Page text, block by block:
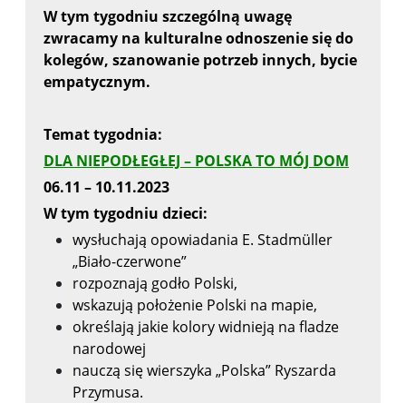
W tym tygodniu szczególną uwagę
zwracamy na kulturalne odnoszenie się do
kolegów, szanowanie potrzeb innych, bycie
empatycznym.
Temat tygodnia:
DLA NIEPODŁEGŁEJ – POLSKA TO MÓJ DOM
06.11 – 10.11.2023
W tym tygodniu dzieci:
wysłuchają opowiadania E. Stadmüller
„Biało-czerwone”
rozpoznają godło Polski,
wskazują położenie Polski na mapie,
określają jakie kolory widnieją na fladze
narodowej
nauczą się wierszyka „Polska” Ryszarda
Przymusa.